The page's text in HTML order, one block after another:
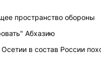
пространство обороны
Абхазию
в состав России